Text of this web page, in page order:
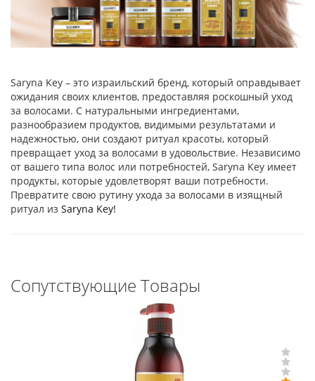
Saryna Key – это израильский бренд, который оправдывает
ожидания своих клиентов, предоставляя роскошный уход
за волосами. С натуральными ингредиентами,
разнообразием продуктов, видимыми результатами и
надежностью, они создают ритуал красоты, который
превращает уход за волосами в удовольствие. Независимо
от вашего типа волос или потребностей, Saryna Key имеет
продукты, которые удовлетворят ваши потребности.
Превратите свою рутину ухода за волосами в изящный
ритуал из Saryna Key!
Сопутствующие Товары